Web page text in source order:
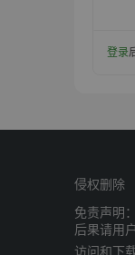
登录
侵权删除
免责声明
后果请用
访问和下